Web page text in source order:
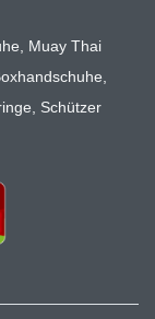
, Muay Thai
,
, Schützer